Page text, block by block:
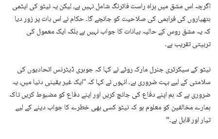
اگرچہ اس مشق میں براہ راست فائرنگ شامل نہیں ہے، لیکن یہ نیٹو کی ایٹمی
ہتھیاروں کی فراہمی کی صلاحیت کو جانچے گا۔ حکام نے اس بات پر زور دیا
کہ یہ مشق روس کے حالیہ بیانات کا جواب نہیں ہے بلکہ ایک معمول کی
تربیتی تقریب ہے۔
نیٹو کے سیکرٹری جنرل مارک روٹے نے کہا کہ جوہری ڈیٹرنس اتحادیوں کی
سلامتی کے لیے بہت ضروری ہے۔ انہوں نے کہا کہ "ایک غیر یقینی دنیا میں، یہ
ضروری ہے کہ ہم اپنے دفاع کی جانچ کریں اور اپنے دفاع کو مضبوط کریں تاکہ
ہمارے مخالفین کو معلوم ہو کہ نیٹو کسی بھی خطرے کا جواب دینے کے لیے
تیار اور قابل ہے۔”